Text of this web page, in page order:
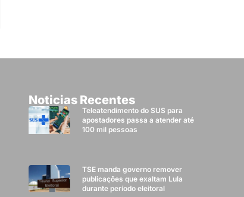
Noticias Recentes
Teleatendimento do SUS para
apostadores passa a atender até
100 mil pessoas
TSE manda governo remover
publicações que exaltam Lula
durante período eleitoral